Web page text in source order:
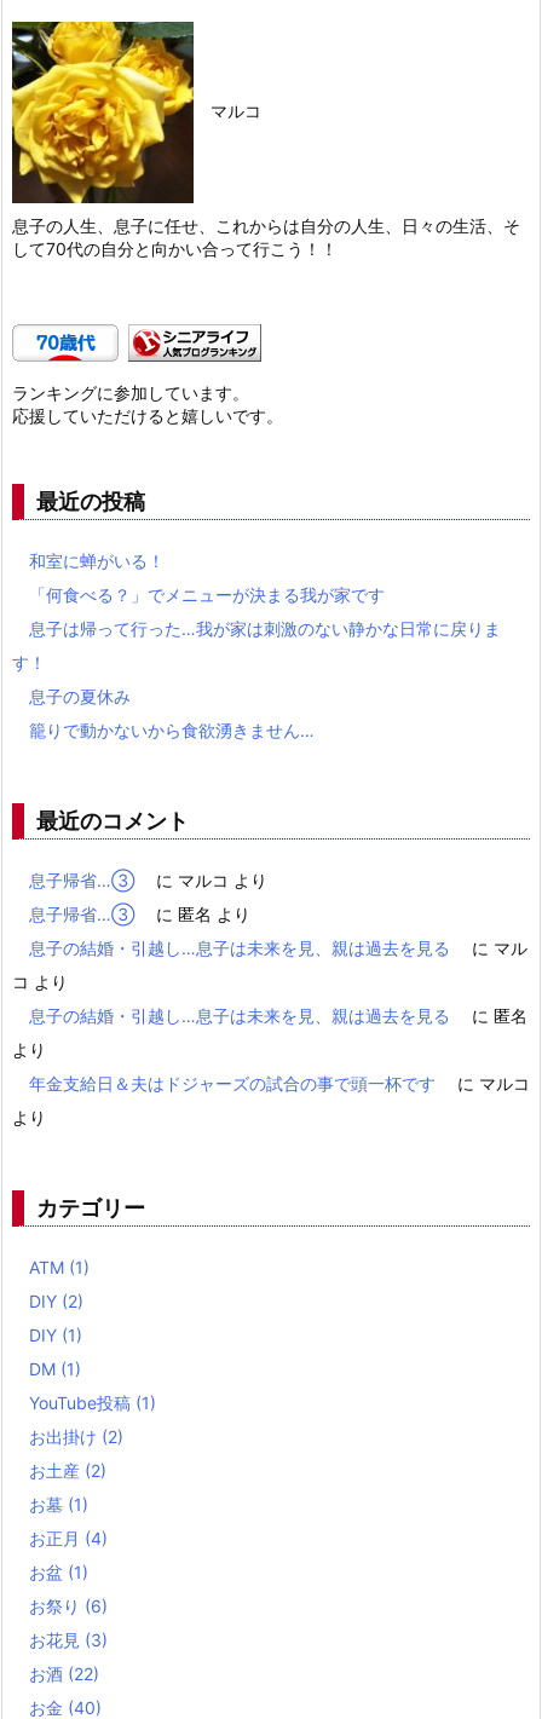
マルコ
息子の人生、息子に任せ、これからは自分の人生、日々の生活、そ
して70代の自分と向かい合って行こう！！
ランキングに参加しています。
応援していただけると嬉しいです。
最近の投稿
和室に蝉がいる！
「何食べる？」でメニューが決まる我が家です
息子は帰って行った…我が家は刺激のない静かな日常に戻りま
す！
息子の夏休み
籠りで動かないから食欲湧きません…
最近のコメント
息子帰省…③ に マルコ より
息子帰省…③
に 匿名 より
息子の結婚・引越し…息子は未来を見、親は過去を見る
に マル
コ より
息子の結婚・引越し…息子は未来を見、親は過去を見る
に 匿名
より
年金支給日＆夫はドジャーズの試合の事で頭一杯です
に マルコ
より
カテゴリー
ATM (1)
DIY (2)
DIY (1)
DM (1)
YouTube投稿 (1)
お出掛け (2)
お土産 (2)
お墓 (1)
お正月 (4)
お盆 (1)
お祭り (6)
お花見 (3)
お酒 (22)
お金 (40)